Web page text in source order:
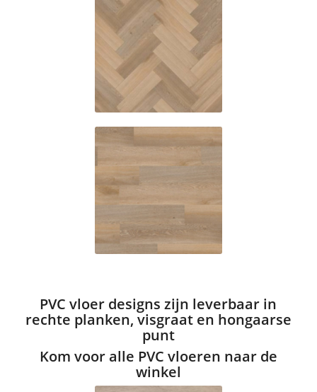
C7004
C70040
PVC vloer designs zijn leverbaar in
rechte planken, visgraat en hongaarse
punt
Kom voor alle PVC vloeren naar de
winkel